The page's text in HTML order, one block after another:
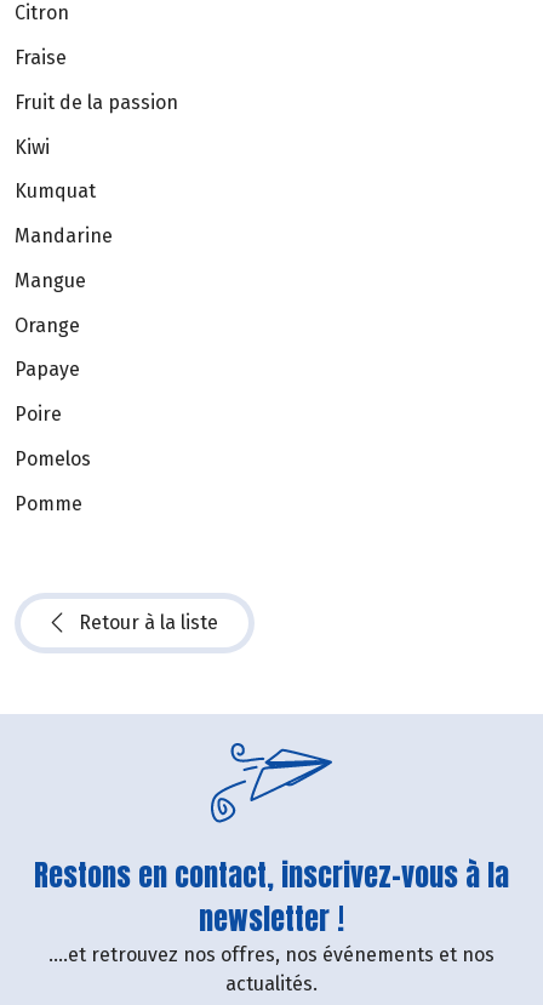
Citron
Fraise
Fruit de la passion
Kiwi
Kumquat
Mandarine
Mangue
Orange
Papaye
Poire
Pomelos
Pomme
Retour à la liste
Restons en contact, inscrivez-vous à la
newsletter !
....et retrouvez nos offres, nos événements et nos
actualités.